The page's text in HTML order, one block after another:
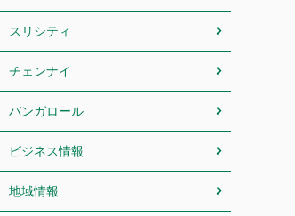
スリシティ
チェンナイ
バンガロール
ビジネス情報
地域情報